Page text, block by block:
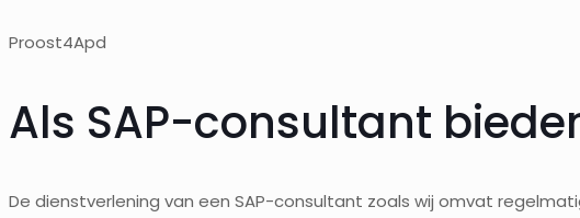
Proost4Apd
Als SAP-consultant
De dienstverlening van een SAP-consultant zoals wij omvat